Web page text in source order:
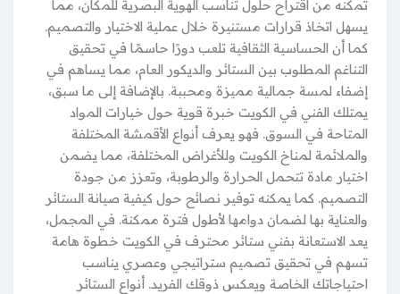
تمكنه من اقتراح حلول تناسب الهوية البصرية للمكان، مما
يسهل اتخاذ قرارات مستنيرة خلال عملية الاختيار والتصميم.
كما أن الحساسية الثقافية تلعب دورًا حاسمًا في تحقيق
التناغم المطلوب بين الستائر والديكور العام، مما يساهم في
إضفاء لمسة جمالية مميزة ومحببة. بالإضافة إلى ما سبق،
يمتلك الفني في الكويت خبرة قوية حول خيارات المواد
المتاحة في السوق. فهو يعرف أنواع الأقمشة المختلفة
والملائمة لمناخ الكويت وللأغراض المختلفة، مما يضمن
اختيار مادة تتحمل الحرارة والرطوبة، وتعزز من جودة
التصميم. كما يمكنه توفير نصائح حول كيفية صيانة الستائر
والعناية بها لضمان دوامها لأطول فترة ممكنة. في المجمل،
يعد الاستعانة بفني ستائر محترف في الكويت خطوة هامة
تسهم في تحقيق تصميم ستراتيجي وعصري يناسب
احتياجاتك الخاصة ويعكس ذوقك الفريد. أنواع الستائر